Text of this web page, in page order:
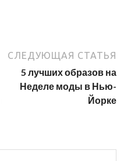
СЛЕДУЮЩАЯ СТАТЬЯ
5 лучших образов на
Неделе моды в Нью-
Йорке